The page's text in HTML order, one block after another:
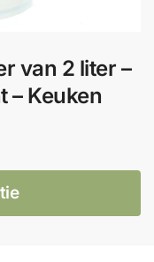
van 2 liter –
– Keuken